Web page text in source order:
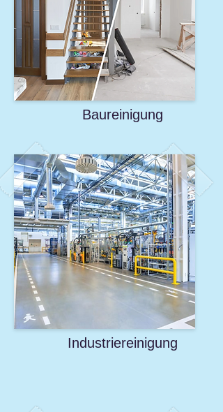
Baureinigung
Industriereinigung